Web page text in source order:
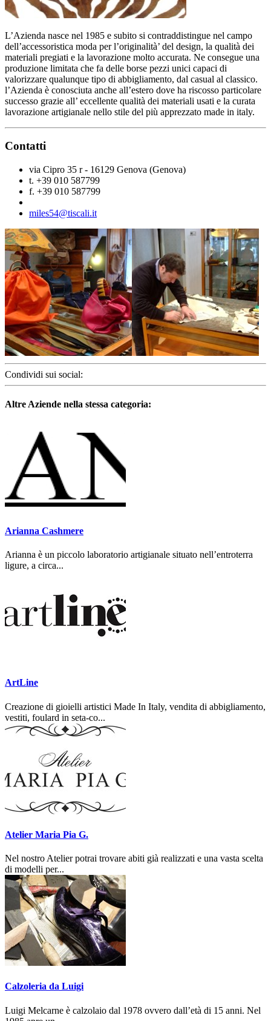
L’Azienda nasce nel 1985 e subito si contraddistingue nel campo
dell’accessoristica moda per l’originalità’ del design, la qualità dei
materiali pregiati e la lavorazione molto accurata. Ne consegue una
produzione limitata che fa delle borse pezzi unici capaci di
valorizzare qualunque tipo di abbigliamento, dal casual al classico.
l’Azienda è conosciuta anche all’estero dove ha riscosso particolare
successo grazie all’ eccellente qualità dei materiali usati e la curata
lavorazione artigianale nello stile del più apprezzato made in italy.
Contatti
via Cipro 35 r - 16129 Genova (Genova)
t. +39 010 587799
f. +39 010 587799
miles54@tiscali.it
Condividi sui social:
Altre Aziende nella stessa categoria:
Arianna Cashmere
Arianna è un piccolo laboratorio artigianale situato nell’entroterra
ligure, a circa...
ArtLine
Creazione di gioielli artistici Made In Italy, vendita di abbigliamento,
vestiti, foulard in seta-co...
Atelier Maria Pia G.
Nel nostro Atelier potrai trovare abiti già realizzati e una vasta scelta
di modelli per...
Calzoleria da Luigi
Luigi Melcarne è calzolaio dal 1978 ovvero dall’età di 15 anni. Nel